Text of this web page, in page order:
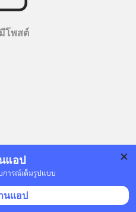
แอป
การณ์เต็มรูปแบบ
นแอป
โพสต์